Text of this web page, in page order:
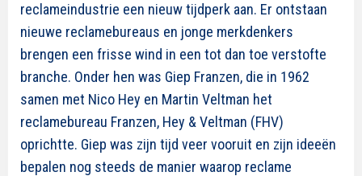
reclameindustrie een nieuw tijdperk aan. Er ontstaan
nieuwe reclamebureaus en jonge merkdenkers
brengen een frisse wind in een tot dan toe verstofte
branche. Onder hen was Giep Franzen, die in 1962
samen met Nico Hey en Martin Veltman het
reclamebureau Franzen, Hey & Veltman (FHV)
oprichtte. Giep was zijn tijd veer vooruit en zijn ideeën
bepalen nog steeds de manier waarop reclame